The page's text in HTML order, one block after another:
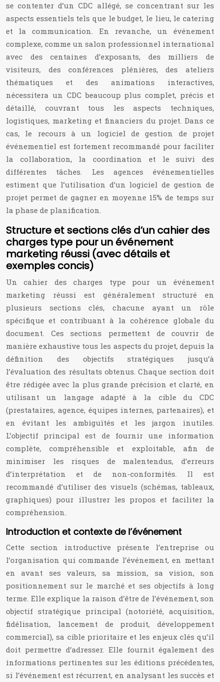
se contenter d’un CDC allégé, se concentrant sur les
aspects essentiels tels que le budget, le lieu, le catering
et la communication. En revanche, un événement
complexe, comme un salon professionnel international
avec des centaines d’exposants, des milliers de
visiteurs, des conférences plénières, des ateliers
thématiques et des animations interactives,
nécessitera un CDC beaucoup plus complet, précis et
détaillé, couvrant tous les aspects techniques,
logistiques, marketing et financiers du projet. Dans ce
cas, le recours à un logiciel de gestion de projet
événementiel est fortement recommandé pour faciliter
la collaboration, la coordination et le suivi des
différentes tâches. Les agences événementielles
estiment que l’utilisation d’un logiciel de gestion de
projet permet de gagner en moyenne 15% de temps sur
la phase de planification.
Structure et sections clés d’un cahier des
charges type pour un événement
marketing réussi (avec détails et
exemples concis)
Un cahier des charges type pour un événement
marketing réussi est généralement structuré en
plusieurs sections clés, chacune ayant un rôle
spécifique et contribuant à la cohérence globale du
document. Ces sections permettent de couvrir de
manière exhaustive tous les aspects du projet, depuis la
définition des objectifs stratégiques jusqu’à
l’évaluation des résultats obtenus. Chaque section doit
être rédigée avec la plus grande précision et clarté, en
utilisant un langage adapté à la cible du CDC
(prestataires, agence, équipes internes, partenaires), et
en évitant les ambiguïtés et les jargon inutiles.
L’objectif principal est de fournir une information
complète, compréhensible et exploitable, afin de
minimiser les risques de malentendus, d’erreurs
d’interprétation et de non-conformités. Il est
recommandé d’utiliser des visuels (schémas, tableaux,
graphiques) pour illustrer les propos et faciliter la
compréhension.
Introduction et contexte de l’événement
Cette section introductive présente l’entreprise ou
l’organisation qui commande l’événement, en mettant
en avant ses valeurs, sa mission, sa vision, son
positionnement sur le marché et ses objectifs à long
terme. Elle explique la raison d’être de l’événement, son
objectif stratégique principal (notoriété, acquisition,
fidélisation, lancement de produit, développement
commercial), sa cible prioritaire et les enjeux clés qu’il
doit permettre d’adresser. Elle fournit également des
informations pertinentes sur les éditions précédentes,
si l’événement est récurrent, en analysant les succès et